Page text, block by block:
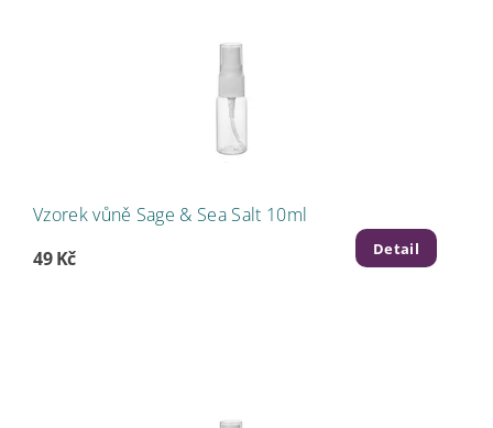
Vzorek vůně Sage & Sea Salt 10ml
49 Kč
Detail